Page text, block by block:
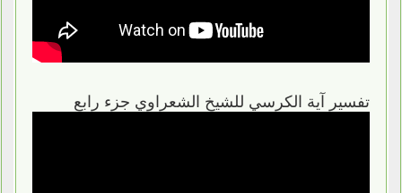
تفسير آية الكرسي للشيخ الشعراوي جزء رابع